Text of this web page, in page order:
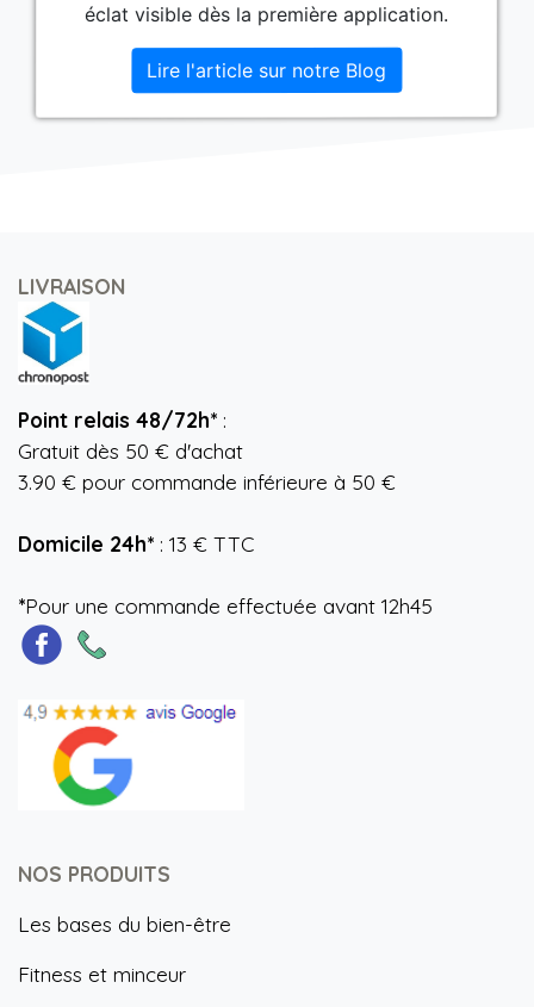
éclat visible dès la première application.
Lire l'article sur notre Blog
LIVRAISON
Point relais 48/72h* :
Gratuit dès 50 € d'achat
3.90 € pour commande inférieure à 50 €
Domicile 24h* : 13 € TTC
*Pour une commande effectuée avant 12h45
NOS PRODUITS
Les bases du bien-être
Fitness et minceur